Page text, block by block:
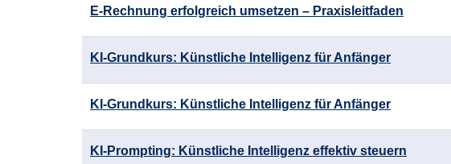
E-Rechnung erfolgreich umsetzen – Praxisleitfaden
KI-Grundkurs: Künstliche Intelligenz für Anfänger
KI-Grundkurs: Künstliche Intelligenz für Anfänger
KI-Prompting: Künstliche Intelligenz effektiv steuern